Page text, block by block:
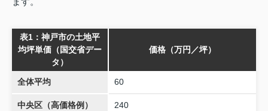
表1：神戸市の土地平
均坪単価（国交省デー
タ）
価格（万円／坪）
全体平均 60
中央区（高価格例） 240